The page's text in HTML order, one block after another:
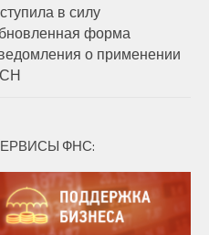
в силу
форма
о применении
ФНС: